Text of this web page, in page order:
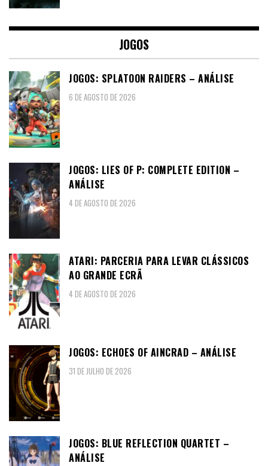
JOGOS
JOGOS: SPLATOON RAIDERS – ANÁLISE
6 DE AGOSTO DE 2026
JOGOS: LIES OF P: COMPLETE EDITION –
ANÁLISE
4 DE AGOSTO DE 2026
ATARI: PARCERIA PARA LEVAR CLÁSSICOS
AO GRANDE ECRÃ
4 DE AGOSTO DE 2026
JOGOS: ECHOES OF AINCRAD – ANÁLISE
31 DE JULHO DE 2026
JOGOS: BLUE REFLECTION QUARTET –
ANÁLISE